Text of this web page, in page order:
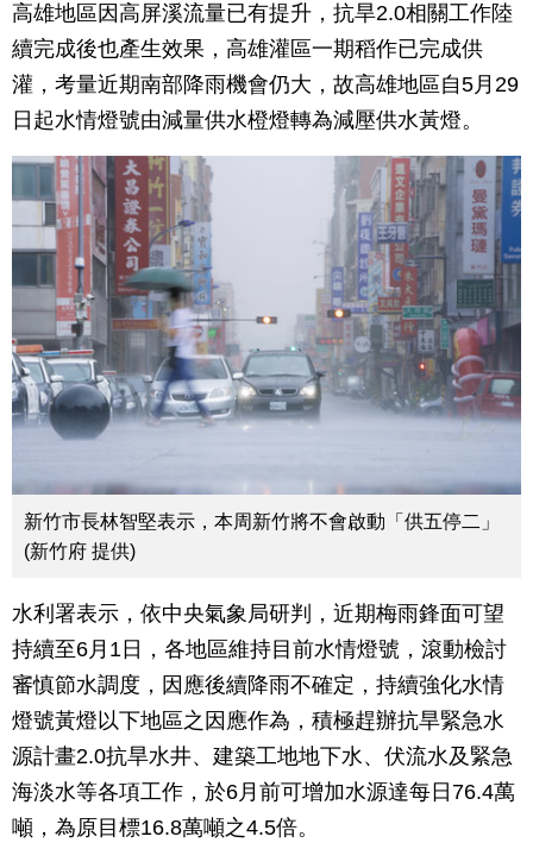
高雄地區因高屏溪流量已有提升，抗旱2.0相關工作陸
續完成後也產生效果，高雄灌區一期稻作已完成供
灌，考量近期南部降雨機會仍大，故高雄地區自5月29
日起水情燈號由減量供水橙燈轉為減壓供水黃燈。
新竹市長林智堅表示，本周新竹將不會啟動「供五停二」
(新竹府 提供)
水利署表示，依中央氣象局研判，近期梅雨鋒面可望
持續至6月1日，各地區維持目前水情燈號，滾動檢討
審慎節水調度，因應後續降雨不確定，持續強化水情
燈號黃燈以下地區之因應作為，積極趕辦抗旱緊急水
源計畫2.0抗旱水井、建築工地地下水、伏流水及緊急
海淡水等各項工作，於6月前可增加水源達每日76.4萬
噸，為原目標16.8萬噸之4.5倍。